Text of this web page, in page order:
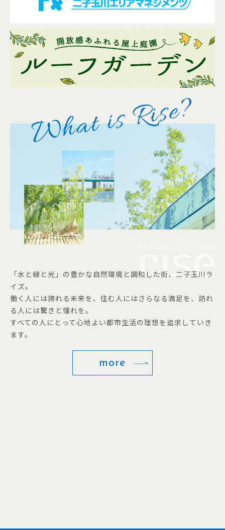
「水と緑と光」の豊かな自然環境と調和した街、二子玉川ラ
イズ。
働く人には誇れる未来を、住む人にはさらなる満足を、訪れ
る人には驚きと憧れを。
すべての人にとって心地よい都市生活の理想を追求していき
ます。
more